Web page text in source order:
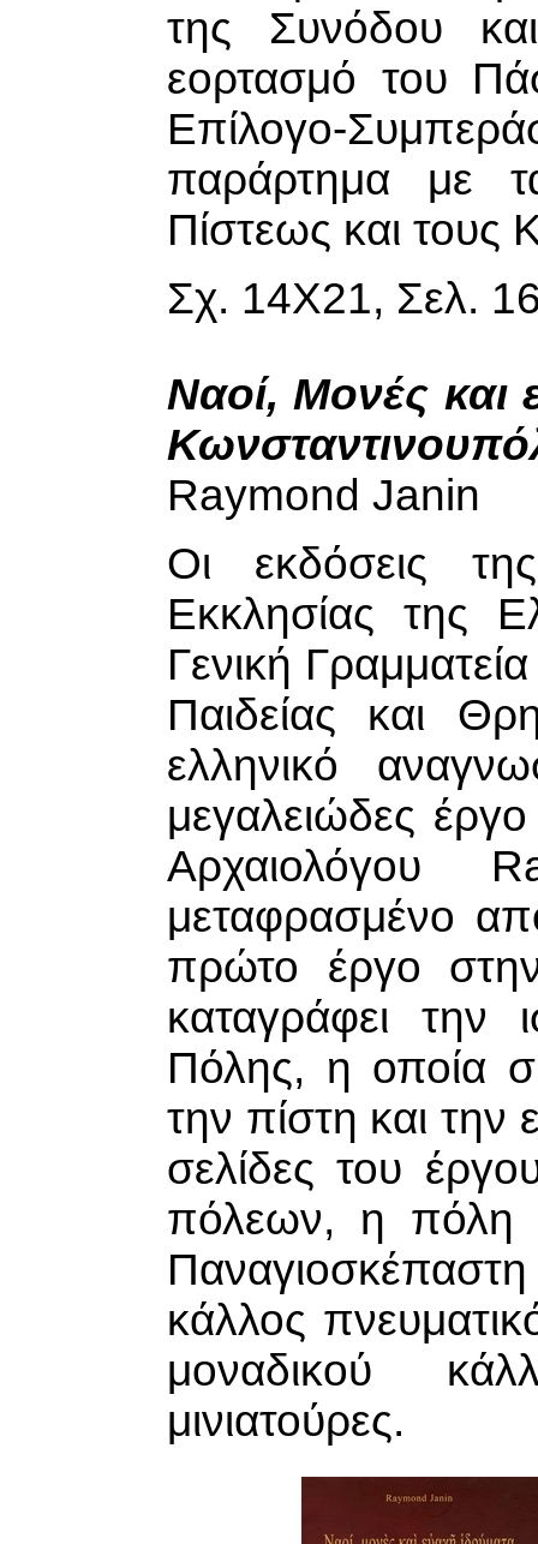
της Συνόδου
εορτασμό του
Επίλογο-
παράρτημα με
Πίστεως και τους
Σχ. 14Χ21, Σελ.
Ναοί, Μονές και
Raymond Janin
Οι εκδόσεις
Εκκλησίας της
Γενική
Παιδείας και
ελληνικό
μεγαλειώδες
Αρχαιολόγου
μεταφρασμένο
πρώτο έργο
καταγράφει την
Πόλης, η οποία
την πίστη και
σελίδες του
πόλεων, η πόλη
κάλλος
μοναδικού
μινιατούρες.